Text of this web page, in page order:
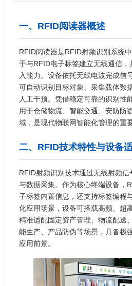
一、RFID阅读器概述
RFID阅读器是RFID射频识别系统
于与RFID电子标签建立无线通信
入能力。设备依托无线电波完成信
可自动识别目标对象、采集载体数
人工干预。凭借稳定可靠的识别性
用于仓储物流、智能交通、安防防
域，是现代物联网智能化管理的重
二、RFID技术特性与设备
RFID射频识别技术通过无线射频信
与数据采集。作为核心终端设备，
子标签内置信息，还支持标签编程
化应用场景，设备可搭载高频、超
精准适配固定资产管理、物流配送
能生产、产品防伪等场景，具备极
应用前景。